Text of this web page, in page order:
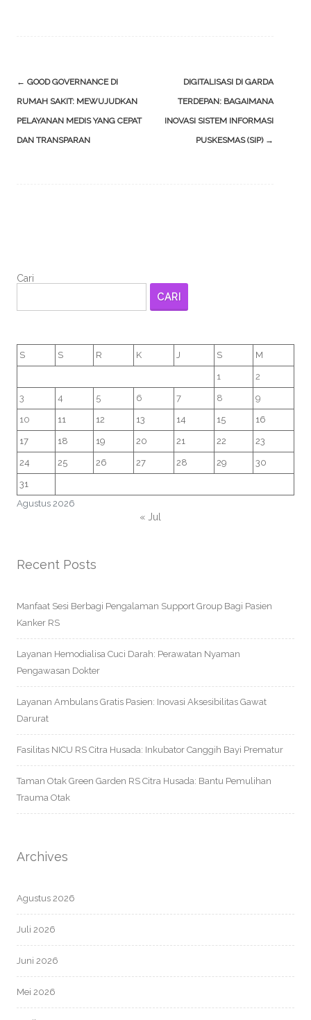
Post
navigation
← GOOD GOVERNANCE DI
RUMAH SAKIT: MEWUJUDKAN
PELAYANAN MEDIS YANG CEPAT
DAN TRANSPARAN
DIGITALISASI DI GARDA
TERDEPAN: BAGAIMANA
INOVASI SISTEM INFORMASI
PUSKESMAS (SIP) →
Cari
CARI
Agustus 2026
S S R K J S M
1 2
3 4 5 6 7 8 9
10 11 12 13 14 15 16
17 18 19 20 21 22 23
24 25 26 27 28 29 30
31
« Jul
Recent Posts
Manfaat Sesi Berbagi Pengalaman Support Group Bagi Pasien
Kanker RS
Layanan Hemodialisa Cuci Darah: Perawatan Nyaman
Pengawasan Dokter
Layanan Ambulans Gratis Pasien: Inovasi Aksesibilitas Gawat
Darurat
Fasilitas NICU RS Citra Husada: Inkubator Canggih Bayi Prematur
Taman Otak Green Garden RS Citra Husada: Bantu Pemulihan
Trauma Otak
Archives
Agustus 2026
Juli 2026
Juni 2026
Mei 2026